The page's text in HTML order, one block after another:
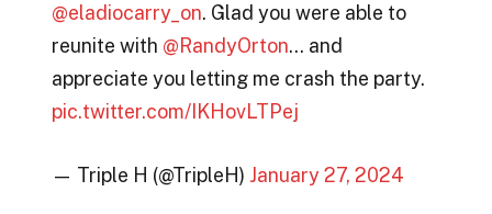
@eladiocarry_on. Glad you were able to
reunite with @RandyOrton… and
appreciate you letting me crash the party.
pic.twitter.com/IKHovLTPej
— Triple H (@TripleH) January 27, 2024